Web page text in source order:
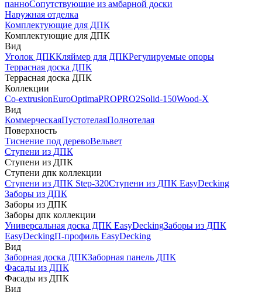
панноСопутствующие из амбарной доски
Наружная отделка
Комплектующие для ДПК
Комплектующие для ДПК
Вид
Уголок ДПККляймер для ДПКРегулируемые опоры
Террасная доска ДПК
Террасная доска ДПК
Коллекции
Co-extrusionEuroOptimaPROPRO2Solid-150Wood-X
Вид
КоммерческаяПустотелаяПолнотелая
Поверхность
Тиснение под деревоВельвет
Ступени из ДПК
Ступени из ДПК
Ступени дпк коллекции
Ступени из ДПК Step-320Ступени из ДПК EasyDecking
Заборы из ДПК
Заборы из ДПК
Заборы дпк коллекции
Универсальная доска ДПК EasyDeckingЗаборы из ДПК
EasyDeckingП-профиль EasyDecking
Вид
Заборная доска ДПКЗаборная панель ДПК
Фасады из ДПК
Фасады из ДПК
Вид